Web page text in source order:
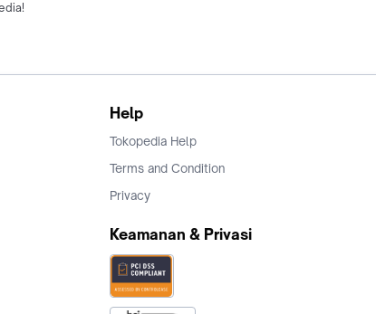
Help
Tokopedia Help
Terms and Condition
Privacy
Keamanan & Privasi